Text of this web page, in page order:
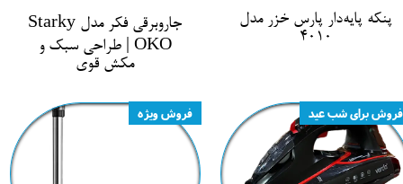
پنکه پایه‌دار پارس خزر مدل
4010
جاروبرقی فکر مدل Starky
OKO | طراحی سبک و
مکش قوی
فروش برای شب عید فروش ویژه